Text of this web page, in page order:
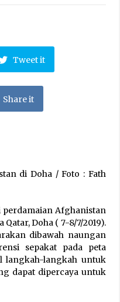
Haji 2026, 15.349
Gandeng Politisi PKB
Pajak Daerah di
Kalah dalam Strategi
Fasilitas Nuklir Iran
dan Pembongkaran : Apa
Mungkin Terjadi ?
Tweet it
Share it
di Doha / Foto : Fath
Afghanistan
Doha ( 7-8/7/2019).
dibawah naungan
sepakat pada peta
langkah-langkah untuk
dapat dipercaya untuk